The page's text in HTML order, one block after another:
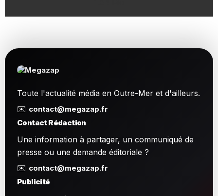
Toute l'actualité média en Outre-Mer et d'ailleurs.
✉️ contact@megazap.fr
Contact Rédaction
Une information à partager, un communiqué de
presse ou une demande éditoriale ?
✉️ contact@megazap.fr
Publicité